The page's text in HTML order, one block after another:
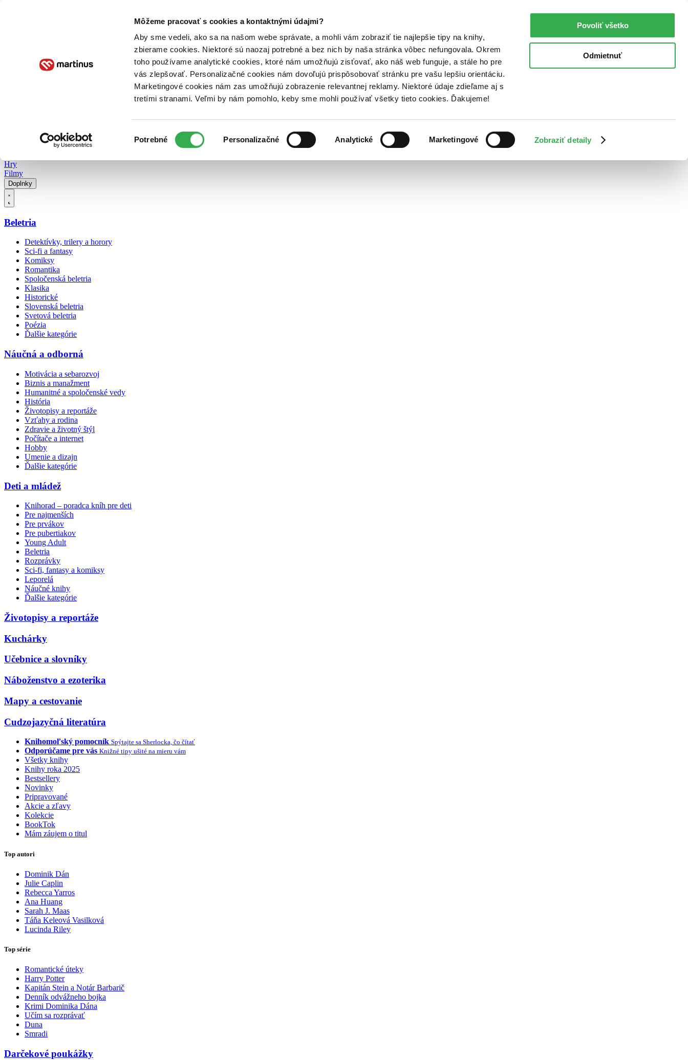
Môžeme pracovať s cookies a kontaktnými údajmi?
Aby sme vedeli, ako sa na našom webe správate, a mohli vám zobraziť tie najlepšie tipy na knihy,
zbierame cookies. Niektoré sú naozaj potrebné a bez nich by naša stránka vôbec nefungovala. Okrem
toho používame analytické cookies, ktoré nám umožňujú zisťovať, ako náš web funguje, a stále ho pre
vás zlepšovať. Personalizačné cookies nám dovoľujú prispôsobovať stránku pre vašu lepšiu orientáciu.
Marketingové cookies nám zas umožňujú zobrazenie relevantnej reklamy. Niektoré údaje zdieľame aj s
tretími stranami. Veľmi by nám pomohlo, keby sme mohli používať všetky tieto cookies. Ďakujeme!
súhlasu
Potrebné Personalizačné Analytické Marketingové Zobraziť detaily
Povoliť všetko
Odmietnuť
Poukážky Kontakt
Hry
Filmy
Doplnky
Beletria
Detektívky, trilery a horory
Sci-fi a fantasy
Komiksy
Romantika
Spoločenská beletria
Klasika
Historické
Slovenská beletria
Svetová beletria
Poézia
Ďalšie kategórie
Náučná a odborná
Motivácia a sebarozvoj
Biznis a manažment
Humanitné a spoločenské vedy
História
Životopisy a reportáže
Vzťahy a rodina
Zdravie a životný štýl
Počítače a internet
Hobby
Umenie a dizajn
Ďalšie kategórie
Deti a mládež
Knihorad – poradca kníh pre deti
Pre najmenších
Pre prvákov
Pre pubertiakov
Young Adult
Beletria
Rozprávky
Sci-fi, fantasy a komiksy
Leporelá
Náučné knihy
Ďalšie kategórie
Životopisy a reportáže
Kuchárky
Učebnice a slovníky
Náboženstvo a ezoterika
Mapy a cestovanie
Cudzojazyčná literatúra
Knihomoľský pomocník Spýtajte sa Sherlocka, čo čítať
Odporúčame pre vás Knižné tipy ušité na mieru vám
Všetky knihy
Knihy roka 2025
Bestsellery
Novinky
Pripravované
Akcie a zľavy
Kolekcie
BookTok
Mám záujem o titul
Top autori
Dominik Dán
Julie Caplin
Rebecca Yarros
Ana Huang
Sarah J. Maas
Táňa Keleová Vasilková
Lucinda Riley
Top série
Romantické úteky
Harry Potter
Kapitán Stein a Notár Barbarič
Denník odvážneho bojka
Krimi Dominika Dána
Učím sa rozprávať
Duna
Smradi
Darčekové poukážky